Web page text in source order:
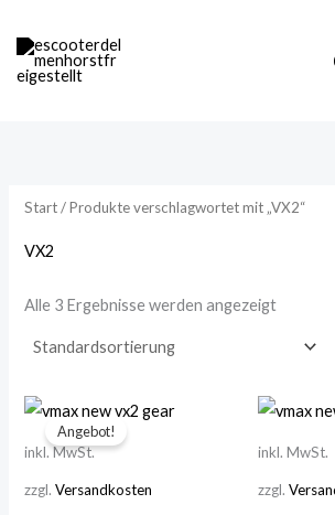
Inhalt
springen
i
n
e
e
Start/ Produkte verschlagwortet mit „VX2“
VX2
Alle 3 Ergebnisse werden angezeigt
Angebot!
inkl. MwSt.
zzgl.Versandkosten
inkl. MwSt.
zzgl.